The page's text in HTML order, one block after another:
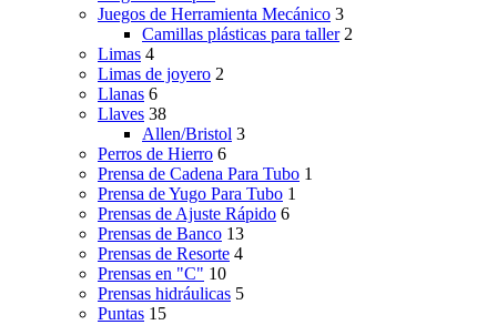
Juegos de Herramienta Mecánico 3
Camillas plásticas para taller 2
Limas 4
Limas de joyero 2
Llanas 6
Llaves 38
Allen/Bristol 3
Perros de Hierro 6
Prensa de Cadena Para Tubo 1
Prensa de Yugo Para Tubo 1
Prensas de Ajuste Rápido 6
Prensas de Banco 13
Prensas de Resorte 4
Prensas en "C" 10
Prensas hidráulicas 5
Puntas 15